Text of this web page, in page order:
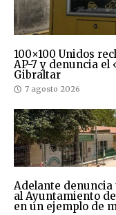
100×100 Unidos
AP-7 y denuncia el
Gibraltar
7 agosto 2026
Adelante denuncia
al Ayuntamiento
en un ejemplo de